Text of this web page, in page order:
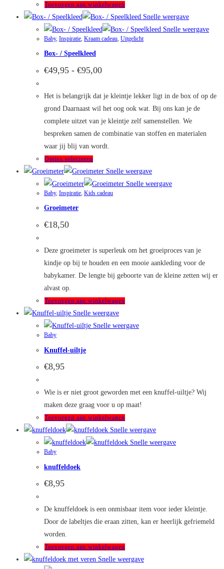
Toevoegen aan winkelwagen
Snelle weergave
Snelle weergave
Baby, Inspiratie Kraam cadeau Uitgelicht
Box- / Speelkleed
€49,95 - €95,00Prijsklasse:
€95,00
Het is belangrijk dat je kleintje lekker ligt in de box of op de
grond Daarnaast wil het oog ook wat. Bij ons kan je de
complete uitzet van je kleintje zelf samenstellen. We
bespreken samen de combinatie van stoffen en materialen
waar jij blij van wordt.
Opties selecteren
product
heeft
meerdere
de
Snelle weergave
Snelle weergave
Baby, Inspiratie Kids cadeau
Groeimeter
€18,50
Deze groeimeter is superleuk om het groeiproces van je
kindje op bij te houden en een mooie aankleding voor de
babykamer. De lengte bij geboorte van de kleine zetten wij er
alvast op.
Toevoegen aan winkelwagen
Snelle weergave
Snelle weergave
Baby
Knuffel-uiltje
€8,95
Wie is er niet groot geworden met een knuffel-uiltje? Wij
maken deze graag voor u op maat!
Toevoegen aan winkelwagen
Snelle weergave
Snelle weergave
Baby
knuffeldoek
€8,95
De knuffeldoek is een onmisbaar item voor ieder kleintje.
Door de labeltjes die eraan zitten, kan er heerlijk gefriemeld
worden.
Toevoegen aan winkelwagen
Snelle weergave